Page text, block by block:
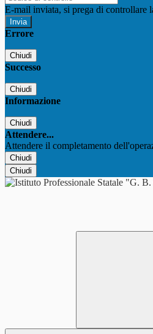
E-mail inviata, si prega di controllare
Errore
Chiudi
Successo
Chiudi
Informazione
Chiudi
Attendere...
Attendere il completamento
Chiudi
Chiudi